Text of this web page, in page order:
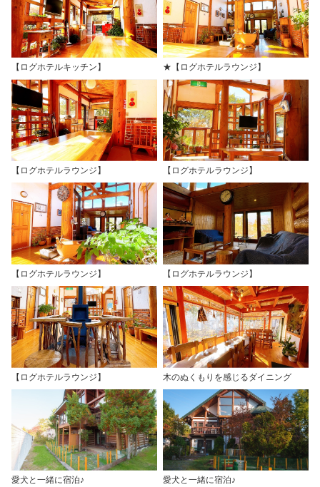
【ログホテルキッチン】 ★【ログホテルラウンジ】
【ログホテルラウンジ】 【ログホテルラウンジ】
【ログホテルラウンジ】 【ログホテルラウンジ】
【ログホテルラウンジ】 木のぬくもりを感じるダイニング
愛犬と一緒に宿泊♪ 愛犬と一緒に宿泊♪